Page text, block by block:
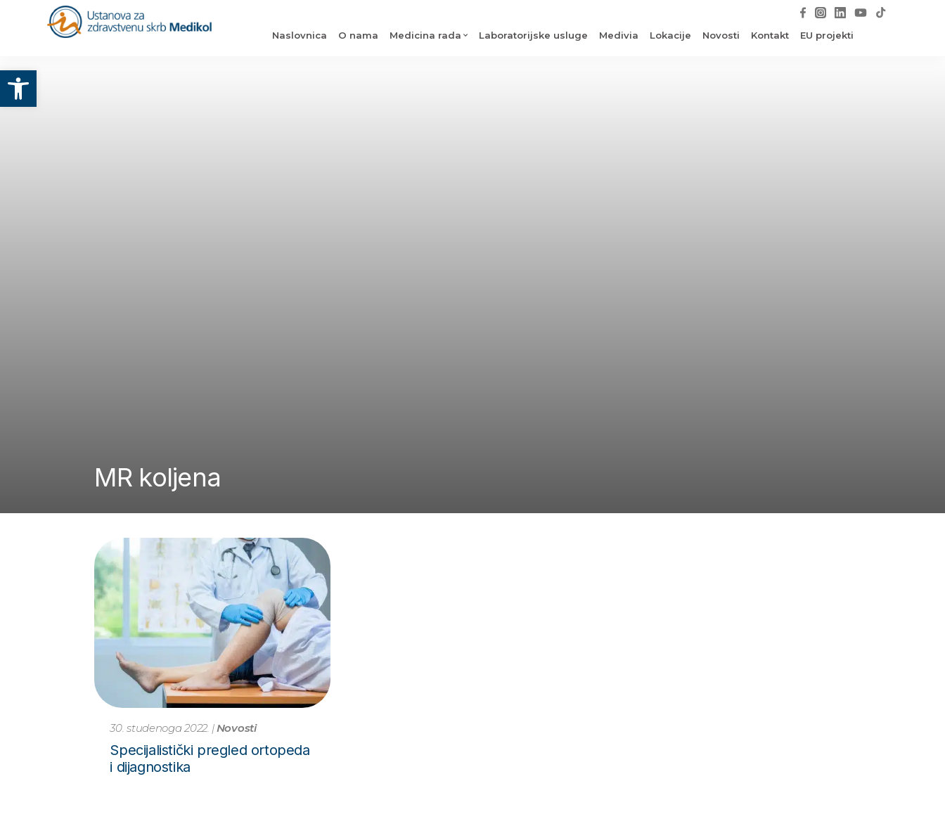
Otvori alatnu traku
Naslovnica O nama Medicina rada Laboratorijske usluge Medivia Lokacije Novosti Kontakt EU projekti
MR koljena
30. studenoga 2022. | Novosti
Specijalistički pregled ortopeda
i dijagnostika